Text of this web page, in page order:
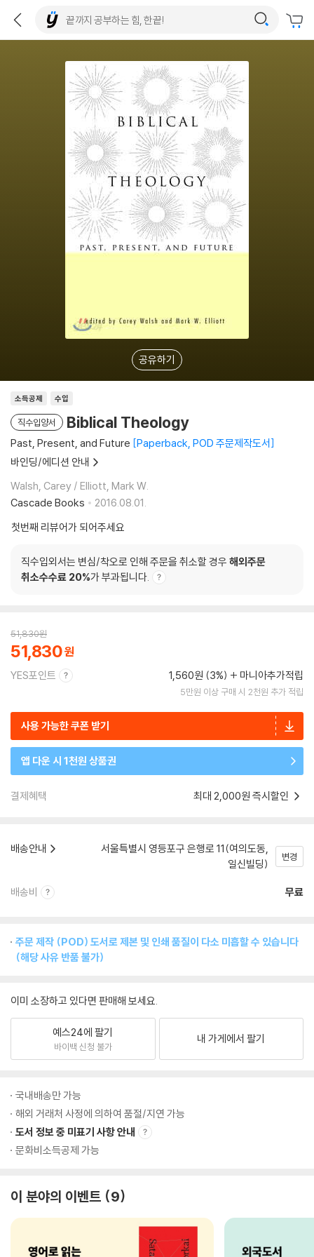
공유하기
소득공제 수입
직수입양서 Biblical Theology
Past, Present, and Future Paperback, POD 주문제작도서
바인딩/에디션 안내
Walsh, Carey / Elliott, Mark W.
Cascade Books
2016.08.01.
첫번째 리뷰어가 되어주세요
직수입외서는 변심/착오로 인해 주문을 취소할 경우 해외주문
취소수수료 20%가 부과됩니다.
51,830원
51,830
YES포인트 1,560원 (3%) 마니아추가적립
5만원 이상 구매 시 2천원 추가 적립
사용 가능한 쿠폰 받기
앱 다운 시 1천원 상품권
결제혜택 최대 2,000원 즉시할인
배송안내
서울특별시 영등포구 은행로 11(여의도동,
일신빌딩)
변경
배송비 무료
주문 제작 (POD) 도서로 제본 및 인쇄 품질이 다소 미흡할 수 있습니다
(해당 사유 반품 불가)
이미 소장하고 있다면 판매해 보세요.
예스24에 팔기
바이백 신청 불가
내 가게에서 팔기
국내배송만 가능
해외 거래처 사정에 의하여 품절/지연 가능
도서 정보 중 미표기 사항 안내
문화비소득공제 가능
이 분야의 이벤트 9